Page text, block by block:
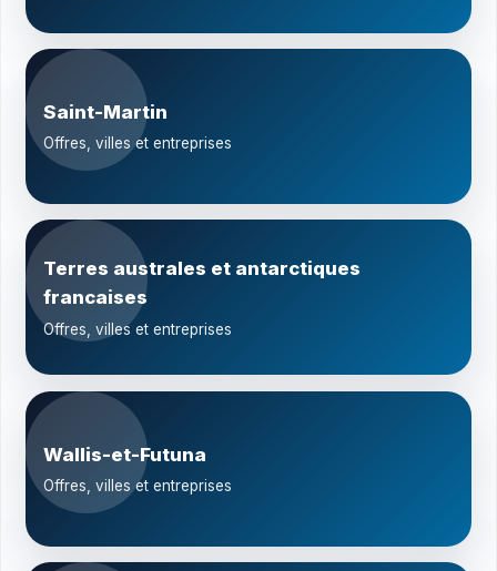
Saint-Martin
Offres, villes et entreprises
Terres australes et antarctiques
francaises
Offres, villes et entreprises
Wallis-et-Futuna
Offres, villes et entreprises